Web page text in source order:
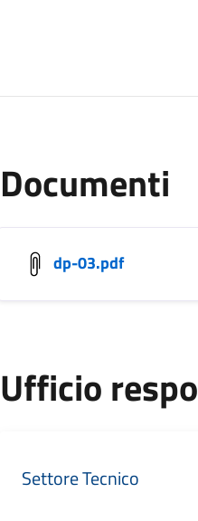
Documenti
dp-03.pdf
Ufficio
Settore Tecnico